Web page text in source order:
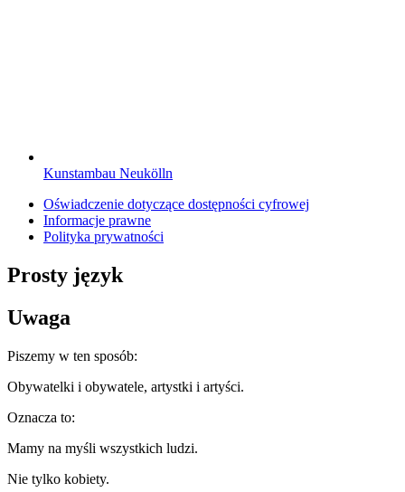
Kunstambau Neukölln
Oświadczenie dotyczące dostępności cyfrowej
Informacje prawne
Polityka prywatności
Prosty język
Uwaga
Piszemy w ten sposób:
Obywatelki i obywatele, artystki i artyści.
Oznacza to:
Mamy na myśli wszystkich ludzi.
Nie tylko kobiety.